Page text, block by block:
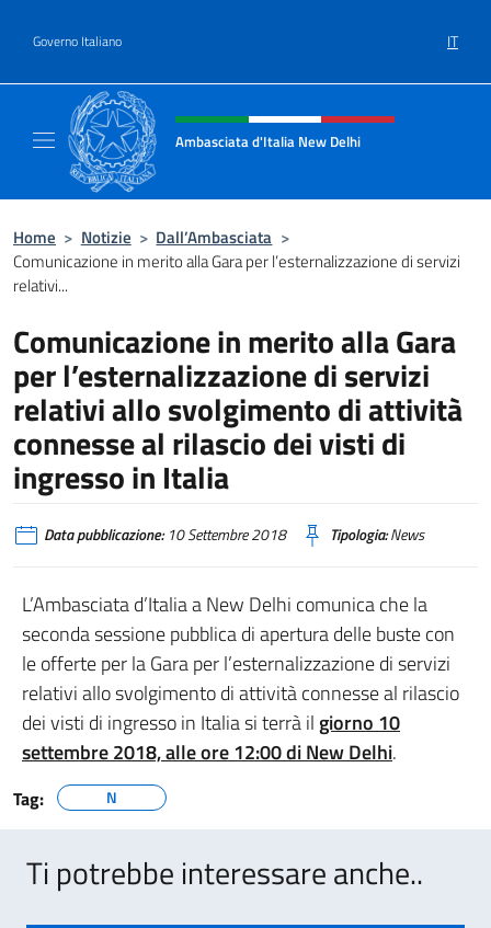
Governo Italiano IT
Intestazione sito, social e menù
Ambasciata d'Italia New Delhi
Home > Notizie > Dall’Ambasciata >
Comunicazione in merito alla Gara per l’esternalizzazione di servizi
relativi...
Comunicazione in merito alla Gara
per l’esternalizzazione di servizi
relativi allo svolgimento di attività
connesse al rilascio dei visti di
ingresso in Italia
Data pubblicazione:10 Settembre 2018 Tipologia:News
L’Ambasciata d’Italia a New Delhi comunica che la
seconda sessione pubblica di apertura delle buste con
le offerte per la Gara per l’esternalizzazione di servizi
relativi allo svolgimento di attività connesse al rilascio
dei visti di ingresso in Italia si terrà il giorno 10
settembre 2018, alle ore 12:00 di New Delhi.
Tag: N
Ti potrebbe interessare anche..